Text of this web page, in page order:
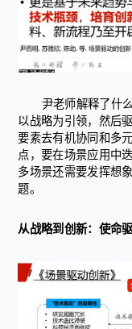
尹老师解释了什
以战略为引领，然后
要素去有机协同和多
点，要在场景应用中
多场景还需要发挥想
题。
从战略到创新：使命